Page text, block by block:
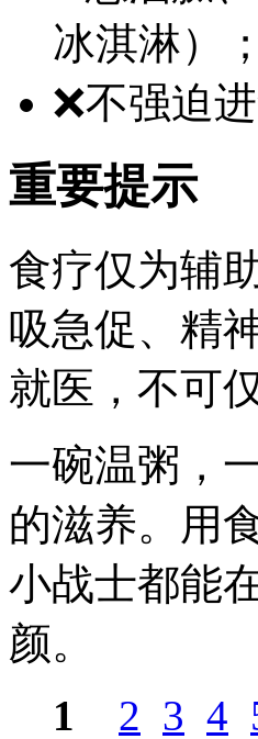
冰淇淋）；
❌不强迫
重要提示
食疗仅为辅
吸急促、精
就医，不可
一碗温粥，
的滋养。用
小战士都能
颜。
1
2 3 4